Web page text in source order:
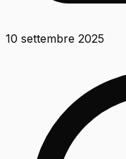
10 settembre 2025